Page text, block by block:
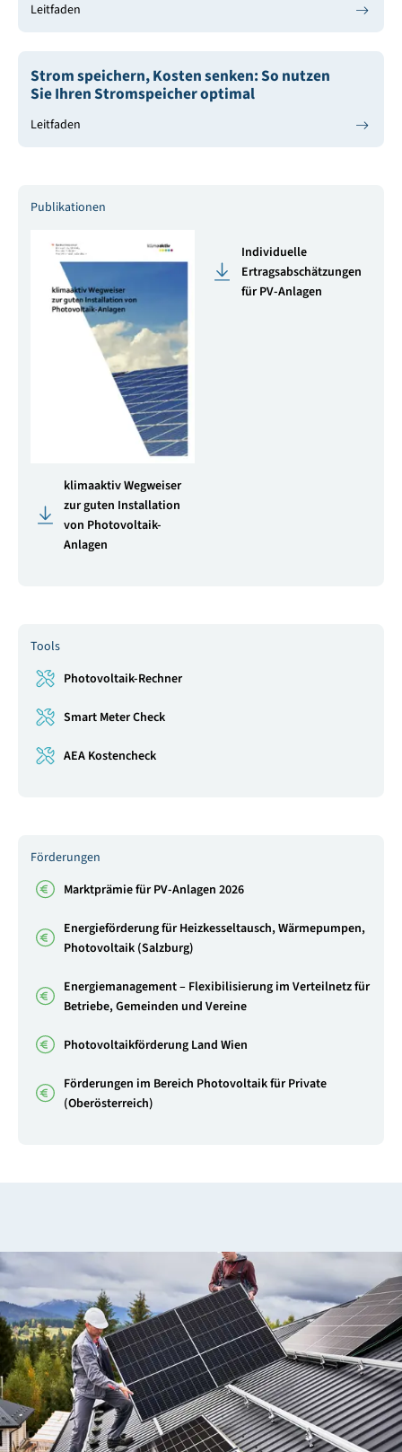
Leitfaden
Strom speichern, Kosten senken: So nutzen
Sie Ihren Stromspeicher optimal
Leitfaden
Publikationen
klimaaktiv Wegweiser
zur guten Installation
von Photovoltaik-
Anlagen
Individuelle
Ertragsabschätzungen
für PV-Anlagen
Tools
Photovoltaik-Rechner
Smart Meter Check
AEA Kostencheck
Förderungen
Marktprämie für PV-Anlagen 2026
Energieförderung für Heizkesseltausch, Wärmepumpen,
Photovoltaik (Salzburg)
Energiemanagement – Flexibilisierung im Verteilnetz für
Betriebe, Gemeinden und Vereine
Photovoltaikförderung Land Wien
Förderungen im Bereich Photovoltaik für Private
(Oberösterreich)